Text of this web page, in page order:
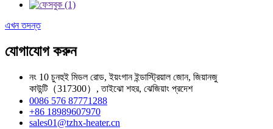
এখন তদন্ত
যোগাযোগ করুন
নং 10 চুনহুই মিডল রোড, ইয়ংগান ইন্ডাস্ট্রিয়াল জোন, জিয়ানজু
কাউন্টি（317300）, তাইঝো শহর, ঝেজিয়াং প্রদেশ
0086 576 87771288
+86 18989607970
sales01@tzhx-heater.cn